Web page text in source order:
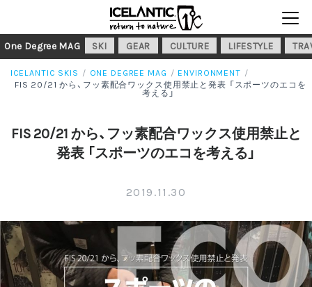
One Degree MAG SKI GEAR CULTURE LIFESTYLE
ICELANTIC SKIS ONE DEGREE MAG
ENVIRONMENT
FIS 20/21 から、フッ素配合ワックス使用禁止と発表 「スポーツのエコを
考える」
FIS 20/21 から、フッ素配合ワックス使用禁止と
発表 「スポーツのエコを考える」
2019.11.30